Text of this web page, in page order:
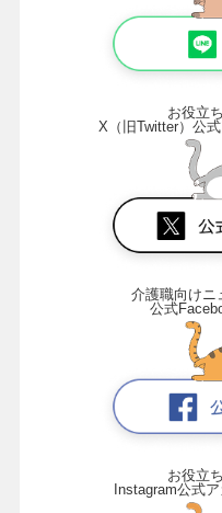
お役立
X（旧Twitter）公
介護職向けニ
公式
お役立
Instagram公式